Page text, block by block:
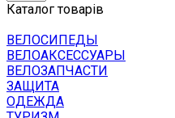
Каталог товарів
ВЕЛОСИПЕДЫ
ВЕЛОАКСЕССУАРЫ
ВЕЛОЗАПЧАСТИ
ЗАЩИТА
ОДЕЖДА